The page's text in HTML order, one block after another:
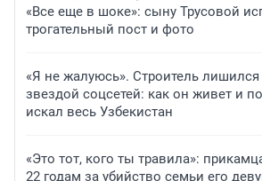
«Все еще в шоке»: сыну Трусовой
трогательный пост и фото
«Я не жалуюсь». Строитель лишился
звездой соцсетей: как он живет и
искал весь Узбекистан
«Это тот, кого ты травила»:
22 годам за убийство семьи его